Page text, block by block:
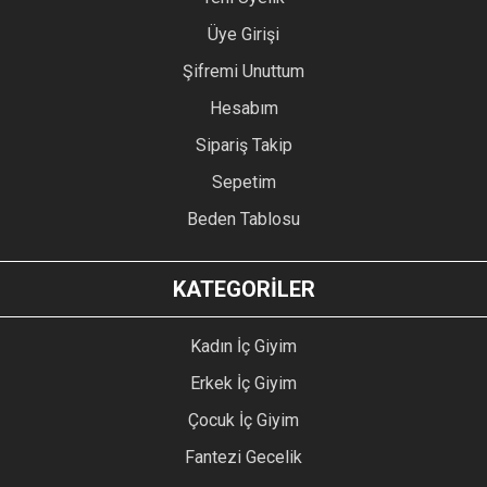
Üye Girişi
Şifremi Unuttum
Hesabım
Sipariş Takip
Sepetim
Beden Tablosu
KATEGORİLER
Kadın İç Giyim
Erkek İç Giyim
Çocuk İç Giyim
Fantezi Gecelik